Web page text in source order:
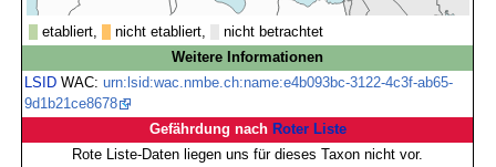
etabliert, nicht etabliert,
nicht betrachtet
Weitere Informationen
LSID WAC:urn:lsid:wac.nmbe.ch:name:e4b093bc-3122-4c3f-ab65-
9d1b21ce8678
Gefährdung nach Roter Liste
Rote Liste-Daten liegen uns für dieses Taxon nicht vor.